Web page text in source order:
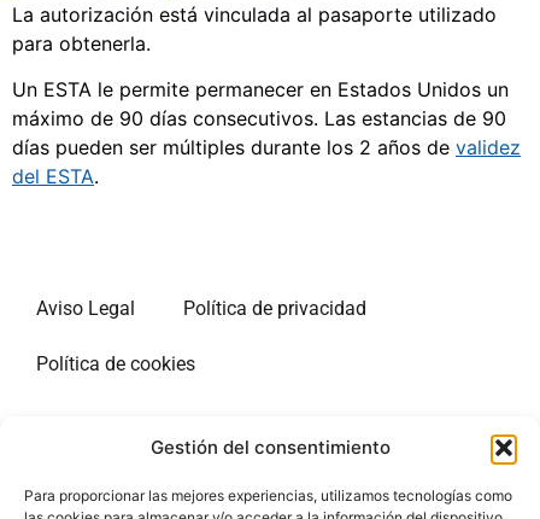
Gestión del consentimiento
Para proporcionar las mejores experiencias, utilizamos tecnologías como
La autorización está vinculada al pasaporte utilizado
para obtenerla.
Un ESTA le permite permanecer en Estados Unidos un
máximo de 90 días consecutivos. Las estancias de 90
días pueden ser múltiples durante los 2 años de validez
del ESTA.
Aviso Legal Política de privacidad
Política de cookies
Estados Unidos. Nuestro sitio está en varios idiomas.
Somos un portal de información independiente de